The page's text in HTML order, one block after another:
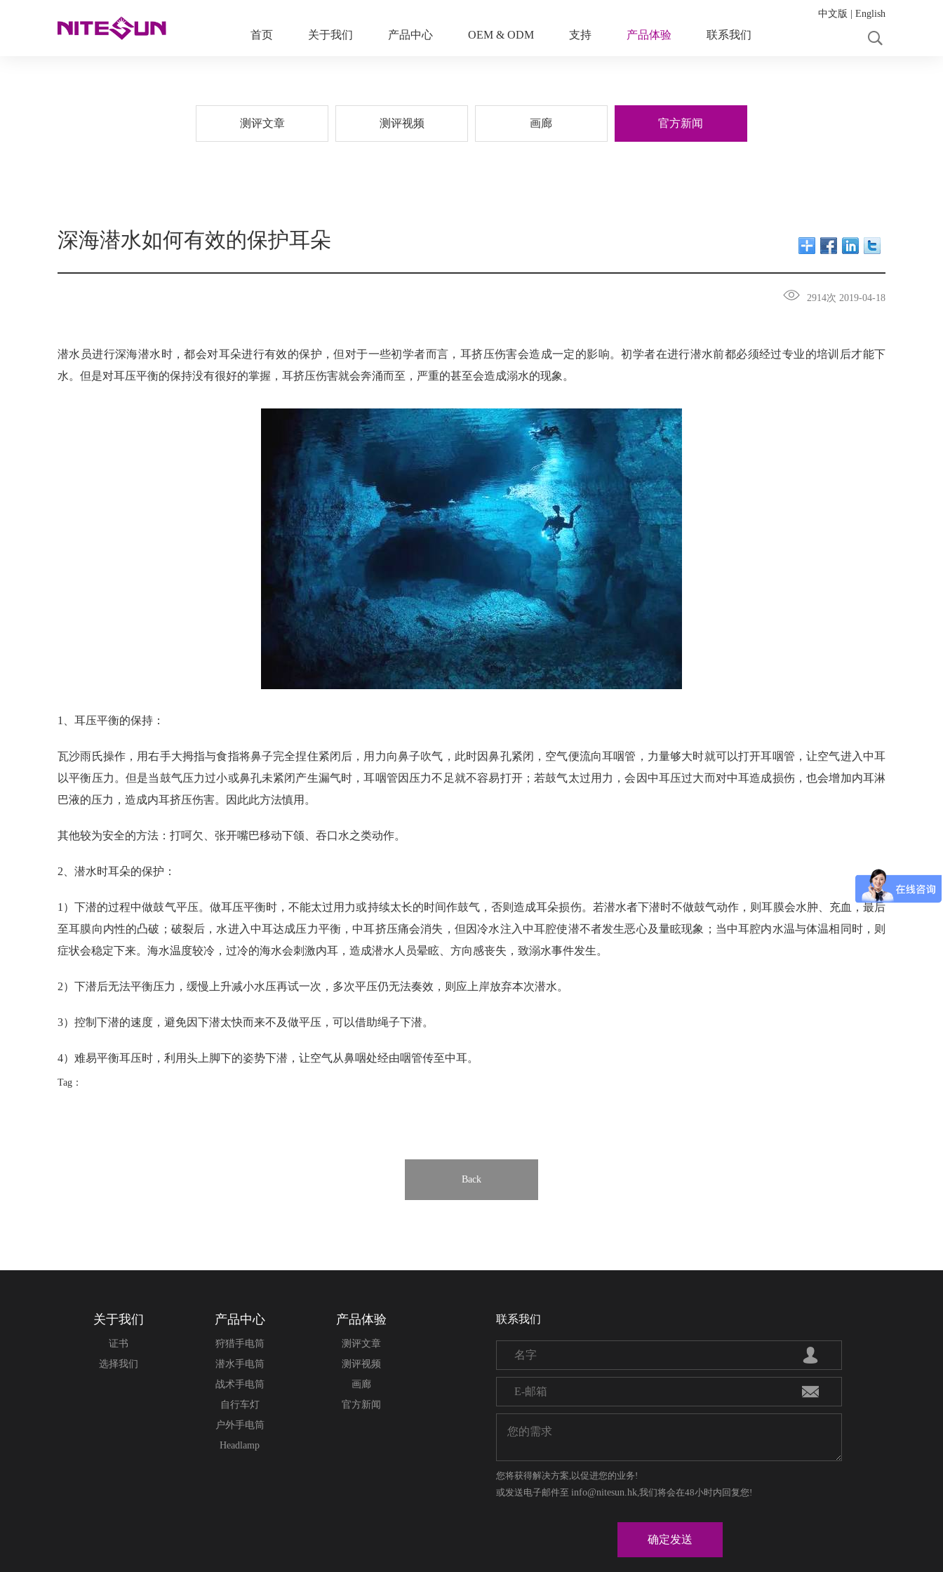
首页 关于我们 产品中心 OEM & ODM 支持 产品体验 联系我们
中文版 English
测评文章 测评视频 画廊 官方新闻
深海潜水如何有效的保护耳朵
2914次 2019-04-18
潜水员进行深海潜水时，都会对耳朵进行有效的保护，但对于一些初学者而言，耳挤压伤害会造成一定的影响。初学者在进行潜水前都必须经过专业的培训后才能下
水。但是对耳压平衡的保持没有很好的掌握，耳挤压伤害就会奔涌而至，严重的甚至会造成溺水的现象。
1、耳压平衡的保持：
瓦沙雨氏操作，用右手大拇指与食指将鼻子完全捏住紧闭后，用力向鼻子吹气，此时因鼻孔紧闭，空气便流向耳咽管，力量够大时就可以打开耳咽管，让空气进入中耳
以平衡压力。但是当鼓气压力过小或鼻孔未紧闭产生漏气时，耳咽管因压力不足就不容易打开；若鼓气太过用力，会因中耳压过大而对中耳造成损伤，也会增加内耳淋
巴液的压力，造成内耳挤压伤害。因此此方法慎用。
其他较为安全的方法：打呵欠、张开嘴巴移动下颌、吞口水之类动作。
2、潜水时耳朵的保护：
1）下潜的过程中做鼓气平压。做耳压平衡时，不能太过用力或持续太长的时间作鼓气，否则造成耳朵损伤。若潜水者下潜时不做鼓气动作，则耳膜会水肿、充血，最后
至耳膜向内性的凸破；破裂后，水进入中耳达成压力平衡，中耳挤压痛会消失，但因冷水注入中耳腔使潜不者发生恶心及量眩现象；当中耳腔内水温与体温相同时，则
症状会稳定下来。海水温度较冷，过冷的海水会刺激内耳，造成潜水人员晕眩、方向感丧失，致溺水事件发生。
2）下潜后无法平衡压力，缓慢上升减小水压再试一次，多次平压仍无法奏效，则应上岸放弃本次潜水。
3）控制下潜的速度，避免因下潜太快而来不及做平压，可以借助绳子下潜。
4）难易平衡耳压时，利用头上脚下的姿势下潜，让空气从鼻咽处经由咽管传至中耳。
Tag：
Back
关于我们
证书
选择我们
产品中心
狩猎手电筒
潜水手电筒
战术手电筒
自行车灯
户外手电筒
Headlamp
产品体验
测评文章
测评视频
画廊
官方新闻
联系我们
您将获得解决方案,以促进您的业务!
或发送电子邮件至info@nitesun.hk,我们将会在48小时内回复您!